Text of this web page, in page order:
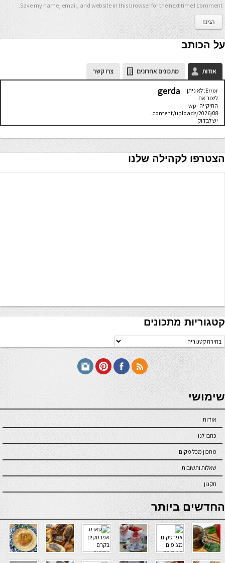
Save my name, email, and website in this browser for the next time I comment.
על הכותב
אודות מתכונים אחרונים צרו קשר
Error: לא ניתן
ליצור את
התיקייה wp-
content/uploads/2026/08.
יש לבדוק
שתיקיית האב
לכתיבה.
gerda
הצטרפו לקהילה שלנו
קטגוריות מתכונים
קטגוריות
מתכונים
seriöse online casinos österreich
שימושי
אודות
כתבו לנו
מתכון מכל מקום
שאלות ותשובות
תקנון
online casino
החדשים ביותר